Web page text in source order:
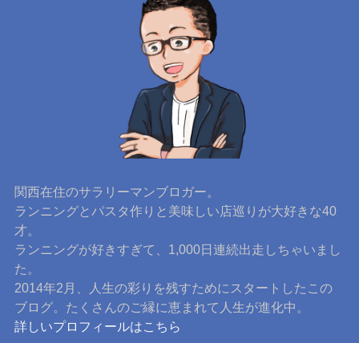
関西在住のサラリーマンブロガー。
ランニングとパスタ作りと美味しい店巡りが大好きな40
才。
ランニングが好きすぎて、1,000日連続出走しちゃいまし
た。
2014年2月、人生の彩りを残すためにスタートしたこの
ブログ。たくさんのご縁に恵まれて人生が進化中。
詳しいプロフィールはこちら